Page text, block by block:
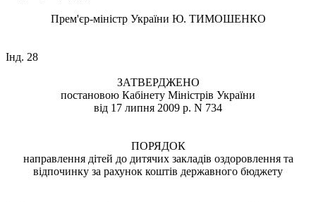
Прем'єр-міністр України Ю. ТИМОШЕНКО
Інд. 28
ЗАТВЕРДЖЕНО
постановою Кабінету Міністрів України
від 17 липня 2009 р. N 734
ПОРЯДОК
направлення дітей до дитячих закладів оздоровлення та
відпочинку за рахунок коштів державного бюджету